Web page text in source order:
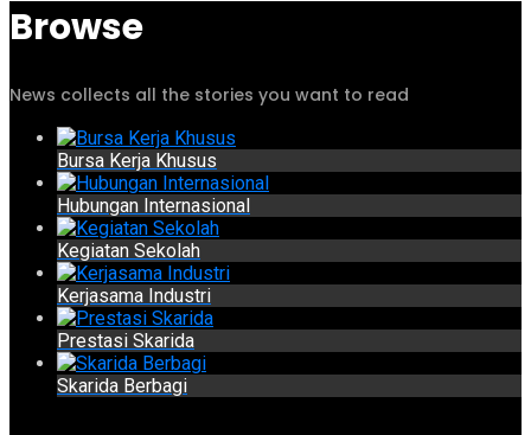
Browse
News collects all the stories you want to read
Bursa Kerja Khusus
Hubungan Internasional
Kegiatan Sekolah
Kerjasama Industri
Prestasi Skarida
Skarida Berbagi